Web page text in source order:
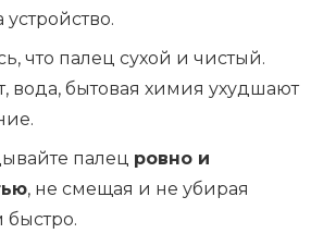
что палец сухой и чистый.
вода, бытовая химия ухудшают
палец ровно и
, не смещая и не убирая